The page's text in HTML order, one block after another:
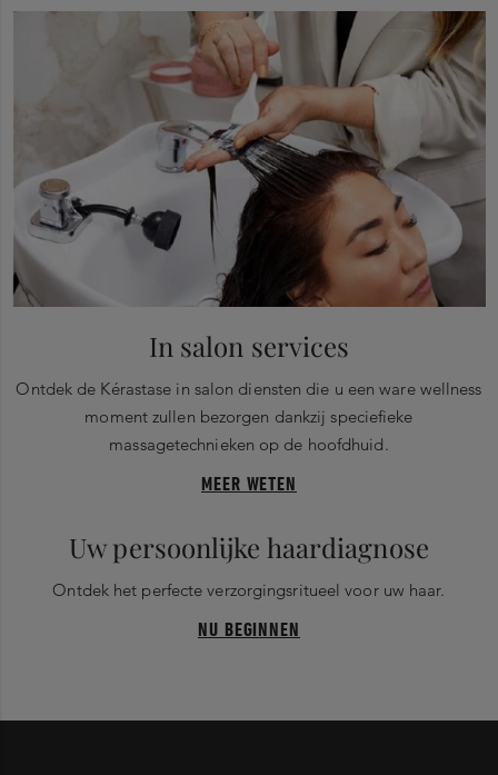
In salon services
Ontdek de Kérastase in salon diensten die u een ware wellness
moment zullen bezorgen dankzij speciefieke
massagetechnieken op de hoofdhuid.
MEER WETEN
Uw persoonlijke haardiagnose
Ontdek het perfecte verzorgingsritueel voor uw haar.
NU BEGINNEN